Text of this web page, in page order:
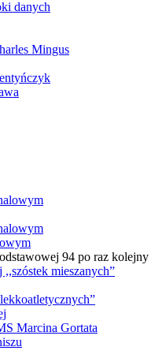
danych
Mingus
94 po raz kolejny
mieszanych”
Marcina Gortata